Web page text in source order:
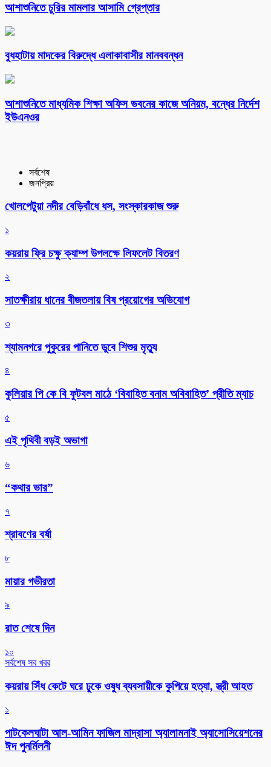
আশাশুনিতে চুরির মামলার আসামি গ্রেপ্তার
বুধহাটায় মাদকের বিরুদ্ধে এলাকাবাসীর মানববন্ধন
আশাশুনিতে মাধ্যমিক শিক্ষা অফিস ভবনের কাজে অনিয়ম, বন্ধের নির্দেশ
ইউএনওর
সর্বশেষ
জনপ্রিয়
খোলপেটুয়া নদীর বেড়িবাঁধে ধস, সংস্কারকাজ শুরু
১
কয়রায় ফ্রি চক্ষু ক্যাম্প উপলক্ষে লিফলেট বিতরণ
২
সাতক্ষীরায় ধানের বীজতলায় বিষ প্রয়োগের অভিযোগ
৩
শ্যামনগরে পুকুরের পানিতে ডুবে শিশুর মৃত্যু
৪
কুলিয়ার পি কে বি ফুটবল মাঠে ‘বিবাহিত বনাম অবিবাহিত’ প্রীতি ম্যাচ
৫
এই পৃথিবী বড়ই অভাগা
৬
“কথার ভার”
৭
শ্রাবণের বর্ষা
৮
মায়ার গভীরতা
৯
রাত শেষে দিন
১০
সর্বশেষ সব খবর
কয়রায় সিঁধ কেটে ঘরে ঢুকে ওষুধ ব্যবসায়ীকে কুপিয়ে হত্যা, স্ত্রী আহত
১
পাটকেলঘাটা আল-আমিন ফাজিল মাদ্রাসা অ্যালামনাই অ্যাসোসিয়েশনের
ঈদ পুনর্মিলনী